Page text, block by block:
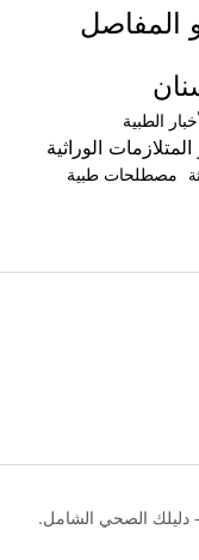
المفاصل
الطبية
الوراثية
مصطلحات طبية
- دليلك الصحي الشامل.